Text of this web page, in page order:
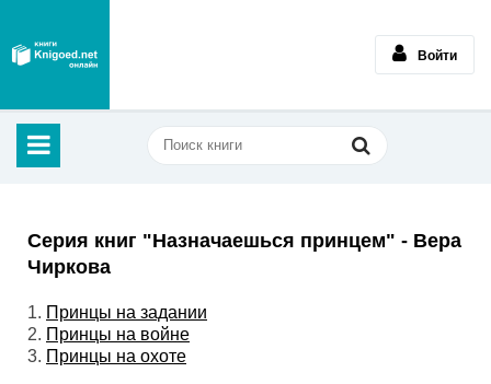
Войти
Серия книг "Назначаешься принцем" - Вера
Чиркова
1. Принцы на задании
2. Принцы на войне
3. Принцы на охоте